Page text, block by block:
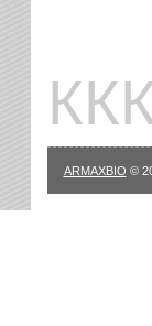
ARMAXBIO ©